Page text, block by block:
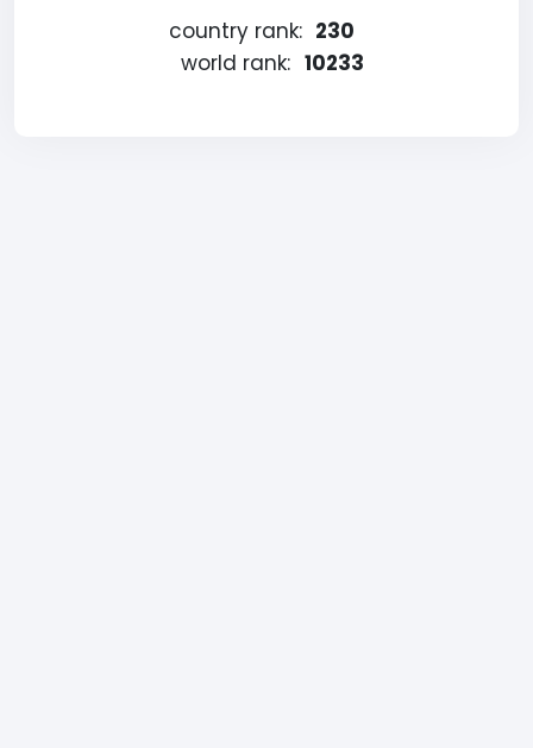
country rank: 230
world rank: 10233